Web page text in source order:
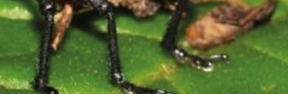
humanos perciben y que
diversos organismos, como plantas terrestres y algas
procesos fundamentales comola fotosíntesis, generando
vitales.
Para medir la luz, tanto en el aire como la que penetra en
llamado “radiómetro”. En el canal Beagle utilizamos un